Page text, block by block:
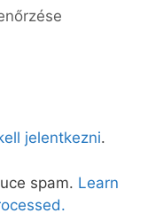
jelentkezni.
spam. Learn